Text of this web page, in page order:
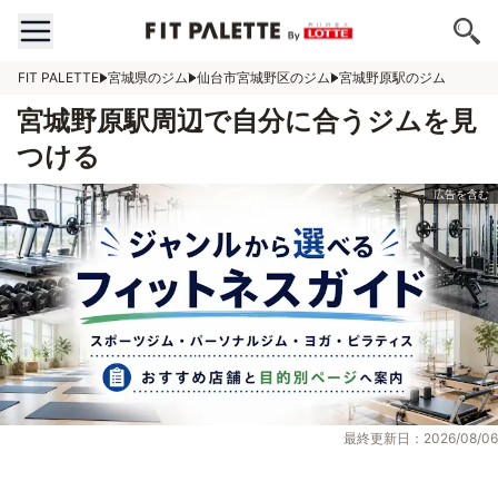
FIT PALETTE 宮城県のジム 仙台市宮城野区のジム 宮城野原駅のジム
宮城野原駅周辺で自分に合うジムを見
つける
最終更新日：2026/08/06